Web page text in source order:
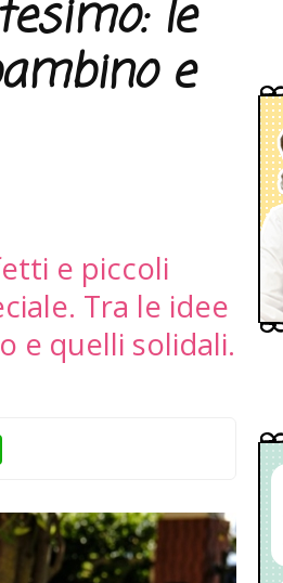
le
e
e piccoli
Tra le idee
e quelli solidali.